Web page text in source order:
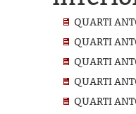
QUARTI
QUARTI
QUARTI
QUARTI
QUARTI